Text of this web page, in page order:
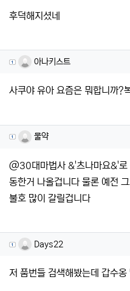
후덕해지셨네
아나키스트님의 댓
아나키스트
사쿠야 유아 요즘은 뭐합니까?
물약님의 댓글
물약
@30대마법사 &'츠나마요&'로
동한거 나올겁니다 물론 예전
불호 많이 갈릴겁니다
Days22님의 댓글
Days22
저 품번들 검색해봤는데 갑수옹